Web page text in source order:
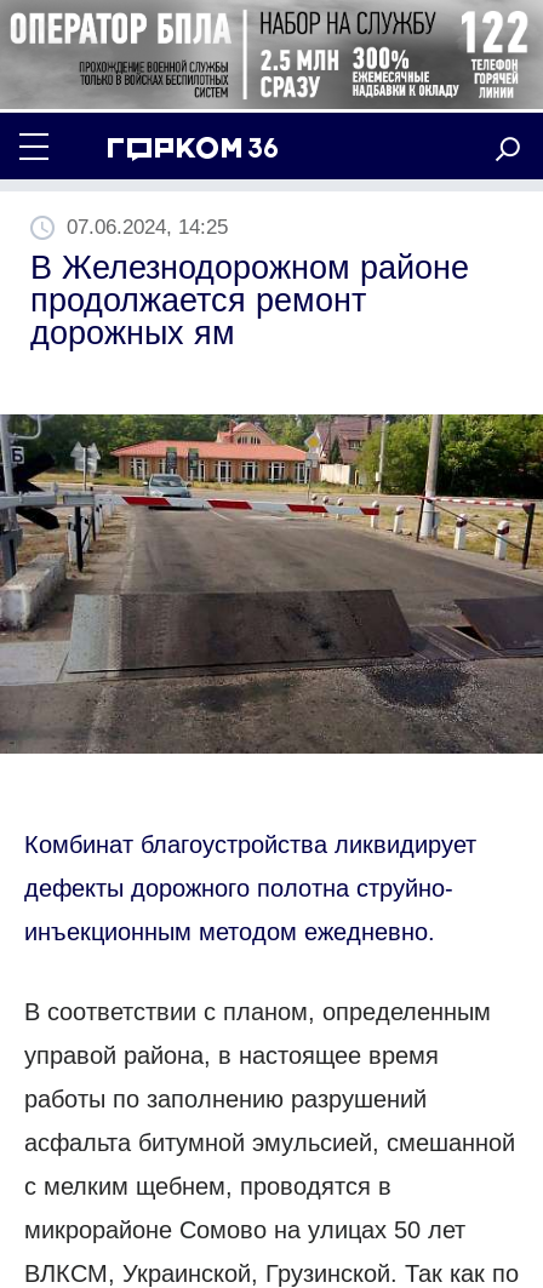
07.06.2024, 14:25
В Железнодорожном районе
продолжается ремонт
дорожных ям
Комбинат благоустройства ликвидирует
дефекты дорожного полотна струйно-
инъекционным методом ежедневно.
В соответствии с планом, определенным
управой района, в настоящее время
работы по заполнению разрушений
асфальта битумной эмульсией, смешанной
с мелким щебнем, проводятся в
микрорайоне Сомово на улицах 50 лет
ВЛКСМ, Украинской, Грузинской. Так как по